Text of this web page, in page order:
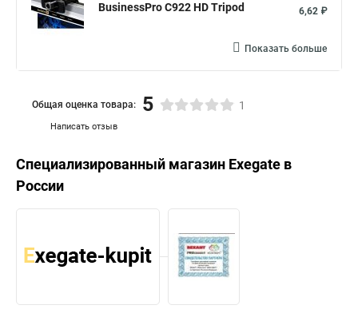
BusinessPro C922 HD Tripod
6,62 ₽
Показать больше
Написать отзыв
Общая оценка товара: 5 1
Специализированный магазин Exegate в
России